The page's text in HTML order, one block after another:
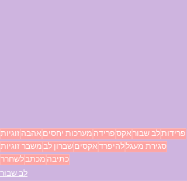
זוגיותאהבה מערכות יחסים פרידהאקסלב שבורפרידות
משבר זוגיותשברון לבאקסיםלהיפרדסגירת מעגל
לשחררמכתב כתיבה
לב שבור